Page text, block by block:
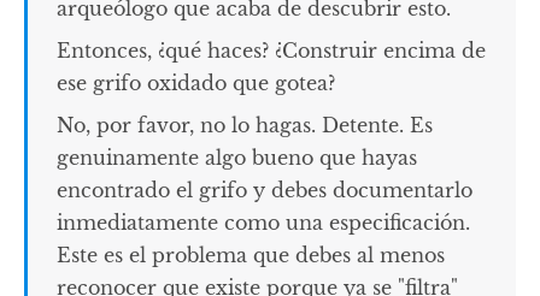
arqueólogo que acaba de descubrir esto.
Entonces, ¿qué haces? ¿Construir encima de
ese grifo oxidado que gotea?
No, por favor, no lo hagas. Detente. Es
genuinamente algo bueno que hayas
encontrado el grifo y debes documentarlo
inmediatamente como una especificación.
Este es el problema que debes al menos
reconocer que existe porque ya se "filtra"